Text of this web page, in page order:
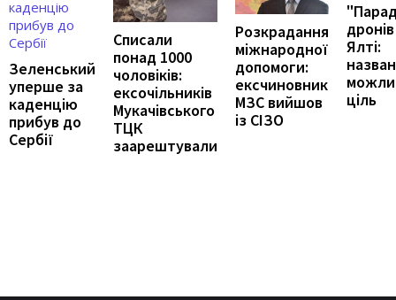
Зеленський
уперше за
каденцію
прибув до
Сербії
Списали
понад 1000
чоловіків:
ексочільників
Мукачівського
ТЦК
заарештували
Розкрадання
міжнародної
допомоги:
ексчиновник
МЗС вийшов
із СІЗО
Ялті:
ціль